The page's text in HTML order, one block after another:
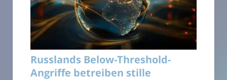
Russlands Below-Threshold-
Angriffe betreiben stille